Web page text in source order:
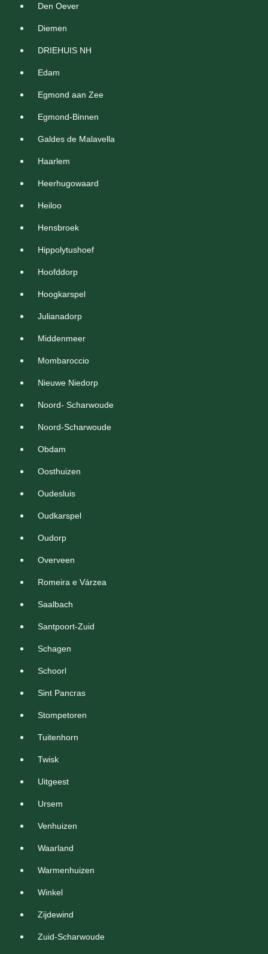
Den Oever
Diemen
DRIEHUIS NH
Edam
Egmond aan Zee
Egmond-Binnen
Galdes de Malavella
Haarlem
Heerhugowaard
Heiloo
Hensbroek
Hippolytushoef
Hoofddorp
Hoogkarspel
Julianadorp
Middenmeer
Mombaroccio
Nieuwe Niedorp
Noord- Scharwoude
Noord-Scharwoude
Obdam
Oosthuizen
Oudesluis
Oudkarspel
Oudorp
Overveen
Romeira e Várzea
Saalbach
Santpoort-Zuid
Schagen
Schoorl
Sint Pancras
Stompetoren
Tuitenhorn
Twisk
Uitgeest
Ursem
Venhuizen
Waarland
Warmenhuizen
Winkel
Zijdewind
Zuid-Scharwoude